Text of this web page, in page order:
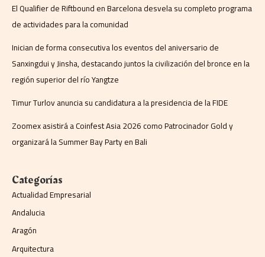
El Qualifier de Riftbound en Barcelona desvela su completo programa
de actividades para la comunidad
Inician de forma consecutiva los eventos del aniversario de
Sanxingdui y Jinsha, destacando juntos la civilización del bronce en la
región superior del río Yangtze
Timur Turlov anuncia su candidatura a la presidencia de la FIDE
Zoomex asistirá a Coinfest Asia 2026 como Patrocinador Gold y
organizará la Summer Bay Party en Bali
Categorías
Actualidad Empresarial
Andalucia
Aragón
Arquitectura